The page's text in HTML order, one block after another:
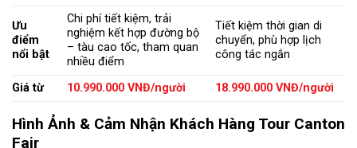
Ưu
điểm
nổi bật
Chi phí tiết kiệm, trải
nghiệm kết hợp đường bộ
– tàu cao tốc, tham quan
nhiều điểm
Tiết kiệm thời gian di
chuyển, phù hợp lịch
công tác ngắn
Giá từ 10.990.000 VNĐ/người 18.990.000 VNĐ/người
Hình Ảnh & Cảm Nhận Khách Hàng Tour Canton
Fair